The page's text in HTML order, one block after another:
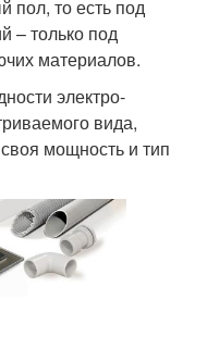
пол, то есть под
– только под
материалов.
электро-
вида,
мощность и тип